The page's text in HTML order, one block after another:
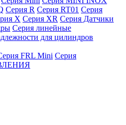
Серия R Серия RT01 Серия
X Серия XR Серия Датчики
Серия линейные
для цилиндров
FRL Mini Серия